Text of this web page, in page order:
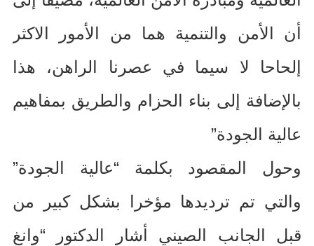
أن الأمن والتنمية هما من الأمور الاكثر
إلحاحا لا سيما في عصرنا الراهن، هذا
بالإضافة إلى بناء الحزام والطريق بمفاهيم
عالية الجودة”
وحول المقصود بكلمة “عالية الجودة”
والتي تم ترديدها مؤخرا بشكل كبير من
قبل الجانب الصيني أشار الدكتور “وانغ